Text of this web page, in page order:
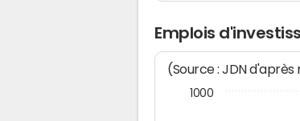
Emplois
(Source : JDN
1000